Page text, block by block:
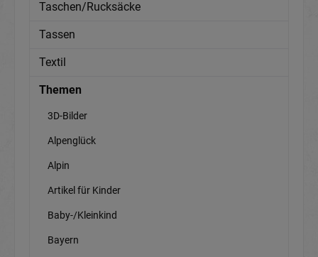
Taschen/Rucksäcke
Tassen
Textil
Themen
3D-Bilder
Alpenglück
Alpin
Artikel für Kinder
Baby-/Kleinkind
Bayern